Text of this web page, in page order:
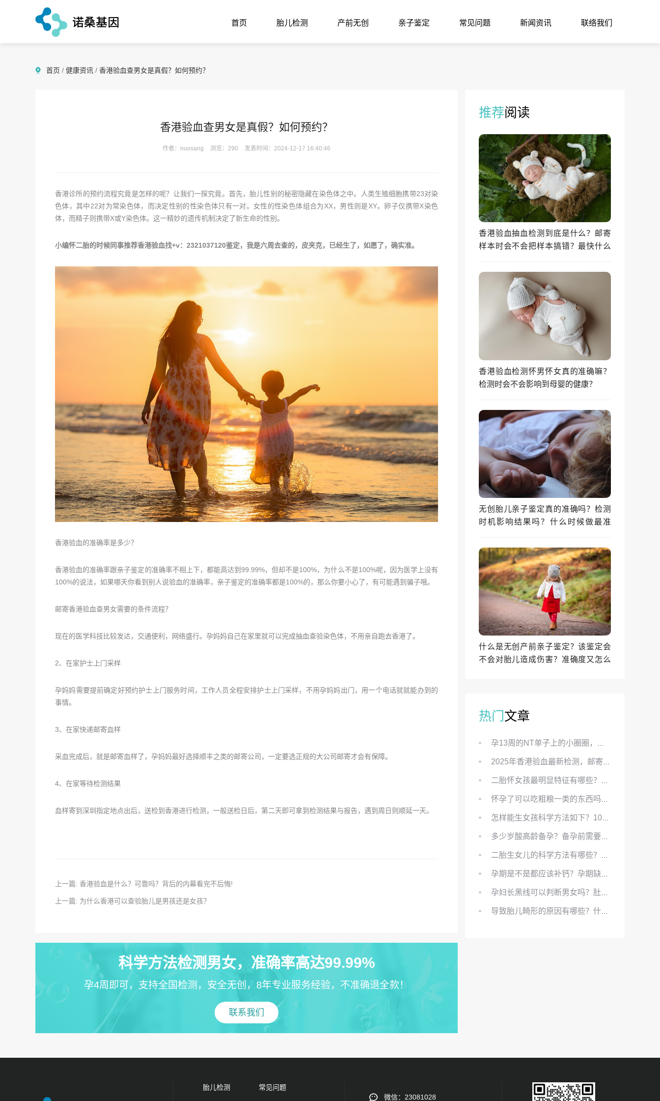
首页 胎儿检测 产前无创 亲子鉴定 常见问题 新闻资讯 联络我们
首页 / 健康资讯 / 香港验血查男女是真假？如何预约？
香港验血查男女是真假？如何预约？
作者：nuosang 浏览：290 发表时间：2024-12-17 16:40:46
香港诊所的预约流程究竟是怎样的呢？让我们一探究竟。首先，胎儿性别的秘密隐藏在染色体之中。人类生殖细胞携带23对染
色体，其中22对为常染色体，而决定性别的性染色体只有一对。女性的性染色体组合为XX，男性则是XY。卵子仅携带X染色
体，而精子则携带X或Y染色体。这一精妙的遗传机制决定了新生命的性别。
小编怀二胎的时候同事推荐香港验血找+v：2321037120鉴定，我是六周去查的，皮夹克，已经生了，如愿了，确实准。
香港验血的准确率是多少？
香港验血的准确率跟亲子鉴定的准确率不相上下，都能高达到99.99%，但却不是100%，为什么不是100%呢，因为医学上没有
100%的说法，如果哪天你看到别人说验血的准确率，亲子鉴定的准确率都是100%的，那么你要小心了，有可能遇到骗子哦。
邮寄香港验血查男女需要的条件流程？
现在的医学科技比较发达，交通便利，网络盛行。孕妈妈自己在家里就可以完成抽血查验染色体，不用亲自跑去香港了。
2、在家护士上门采样
孕妈妈需要提前确定好预约护士上门服务时间，工作人员全程安排护士上门采样，不用孕妈妈出门，用一个电话就就能办到的
事情。
3、在家快递邮寄血样
采血完成后，就是邮寄血样了，孕妈妈最好选择顺丰之类的邮寄公司，一定要选正规的大公司邮寄才会有保障。
4、在家等待检测结果
血样寄到深圳指定地点出后，送检到香港进行检测，一般送检日后，第二天即可拿到检测结果与报告，遇到周日则顺延一天。
上一篇: 香港验血是什么？可靠吗？背后的内幕看完不后悔!
上一篇: 为什么香港可以查验胎儿是男孩还是女孩？
科学方法检测男女，准确率高达99.99%
孕4周即可，支持全国检测，安全无创，8年专业服务经验，不准确退全款！
联系我们
推荐阅读
香港验血抽血检测到底是什么？邮寄
样本时会不会把样本搞错？最快什么
香港验血检测怀男怀女真的准确嘛？
检测时会不会影响到母婴的健康？
无创胎儿亲子鉴定真的准确吗？检测
时机影响结果吗？什么时候做最准
什么是无创产前亲子鉴定？该鉴定会
不会对胎儿造成伤害？准确度又怎么
热门文章
胎儿检测
常见问题
微信：23081028